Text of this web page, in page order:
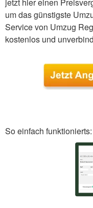
um das günstigste
Service von Umzug
kostenlos und
So einfach funktionierts: